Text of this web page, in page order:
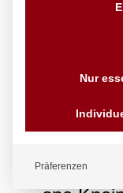
Nur
Präferenzen